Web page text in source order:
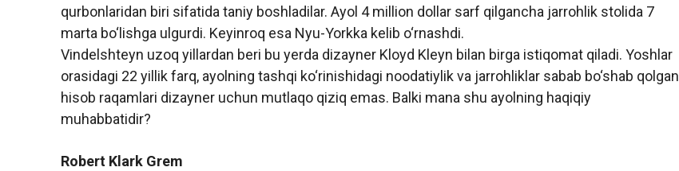
qurbonlaridan biri sifatida taniy boshladilar. Ayol 4 million dollar sarf qilgancha jarrohlik stolida 7
marta bo‘lishga ulgurdi. Keyinroq esa Nyu-Yorkka kelib o‘rnashdi.
Vindelshteyn uzoq yillardan beri bu yerda dizayner Kloyd Kleyn bilan birga istiqomat qiladi. Yoshlar
orasidagi 22 yillik farq, ayolning tashqi ko‘rinishidagi noodatiylik va jarrohliklar sabab bo‘shab qolgan
hisob raqamlari dizayner uchun mutlaqo qiziq emas. Balki mana shu ayolning haqiqiy
muhabbatidir?
Robert Klark Grem